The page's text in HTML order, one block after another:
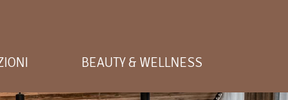
BEAUTY & WELLNESS